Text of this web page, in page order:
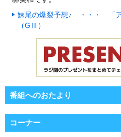
妹尾の爆裂予想♪ ・・・ 「ア
（GⅢ）
番組へのおたより
コーナー